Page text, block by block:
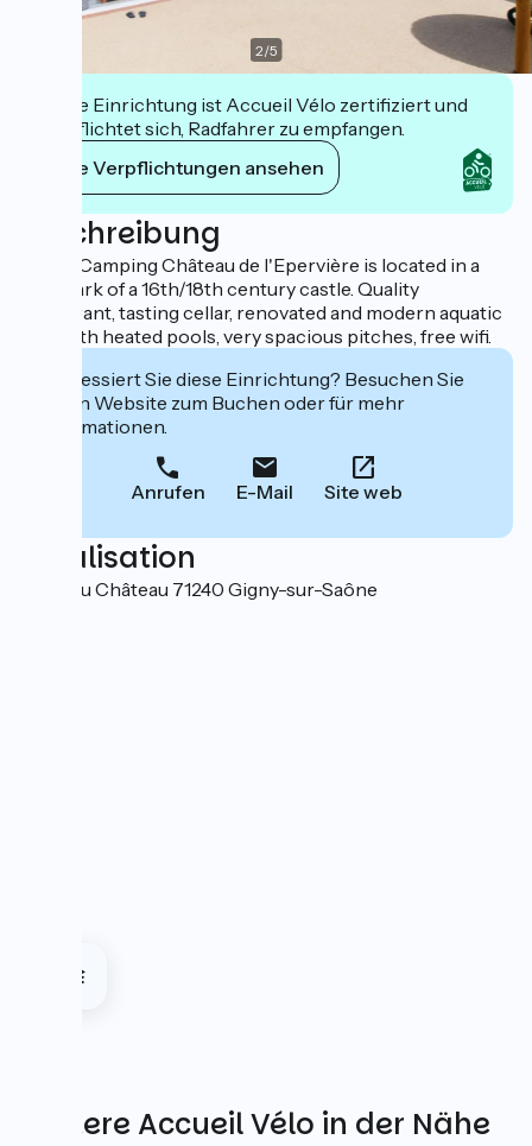
2/5
Diese Einrichtung ist Accueil Vélo zertifiziert und
verpflichtet sich, Radfahrer zu empfangen.
Ihre Verpflichtungen ansehen
Beschreibung
Castel Camping Château de l'Epervière is located in a
leafy park of a 16th/18th century castle. Quality
restaurant, tasting cellar, renovated and modern aquatic
area with heated pools, very spacious pitches, free wifi.
Interessiert Sie diese Einrichtung? Besuchen Sie
deren Website zum Buchen oder für mehr
Informationen.
Anrufen E-Mail Site web
Localisation
6, rue du Château 71240 Gigny-sur-Saône
Weitere Accueil Vélo in der Nähe